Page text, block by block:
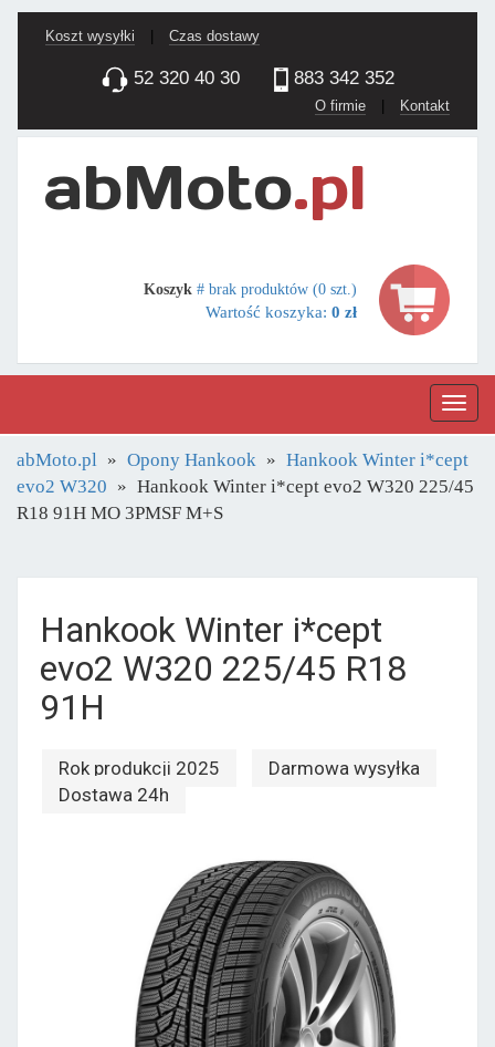
Koszt wysyłki Czas dostawy
52 320 40 30 883 342 352
O firmie | Kontakt
Koszyk # brak produktów (0 szt.)
Wartość koszyka: 0 zł
abMoto.pl Opony Hankook
Hankook Winter i*cept
evo2 W320
Hankook Winter i*cept evo2 W320 225/45
R18 91H MO 3PMSF M+S
Hankook Winter i*cept
evo2 W320 225/45 R18
91H
Rok produkcji 2025
Darmowa wysyłka
Dostawa 24h